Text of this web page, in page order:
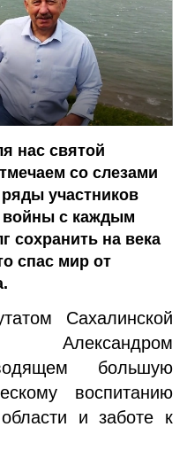
нас святой
со слезами
участников
войны с каждым
сохранить на века
спас мир от
Сахалинской
Александром
большую
воспитанию
и заботе к